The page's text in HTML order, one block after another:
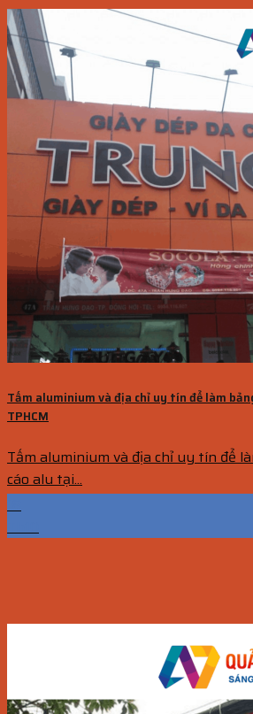
Tấm aluminium và địa chỉ uy tín để làm
TPHCM
Tấm aluminium và địa chỉ uy tín để
cáo alu tại...
18
Th10